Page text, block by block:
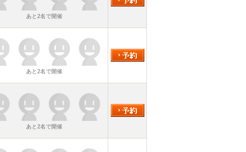
あと2名で開催
あと2名で開催
あと2名で開催